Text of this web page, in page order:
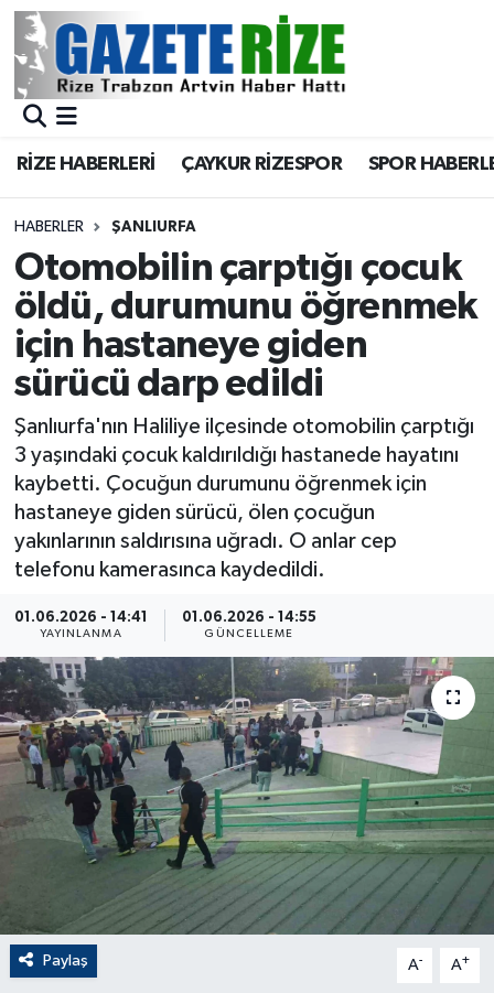
RİZE HABERLERİ ÇAYKUR RİZESPOR SPOR
HABERLER ŞANLIURFA
Otomobilin çarptığı çocuk
öldü, durumunu öğrenmek
için hastaneye giden
sürücü darp edildi
Şanlıurfa'nın Haliliye ilçesinde otomobilin çarptığı
3 yaşındaki çocuk kaldırıldığı hastanede hayatını
kaybetti. Çocuğun durumunu öğrenmek için
hastaneye giden sürücü, ölen çocuğun
yakınlarının saldırısına uğradı. O anlar cep
telefonu kamerasınca kaydedildi.
01.06.2026 - 14:41
YAYINLANMA
01.06.2026 - 14:55
GÜNCELLEME
Paylaş A- A+
BÖLGEMİZ
Asayiş
Rize Jandarma Komutanlığı
Bilim Teknoloji
Bölge
Advertising news
Canlı Maç
ÇEVRE
EĞİTİM
EKONOMİ
English News
Finans
Flaş Haber
Gayrimenkul
Merkez Nöbetçi Eczaneler
Merkez Trafik Yoğunluk Haritası
Süper Lig Puan Durumu ve Fikstür
Tüm Manşetler
Son Dakika Haberleri
Haber Arşivi